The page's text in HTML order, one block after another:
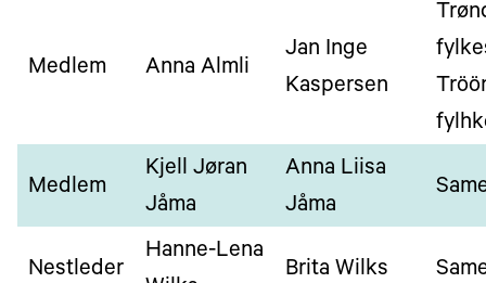
Medlem Anna Almli
Jan Inge
Kaspersen
Medlem
Kjell Jøran
Jåma
Anna Liisa
Jåma
Nestleder
Hanne-Lena
Brita Wilks